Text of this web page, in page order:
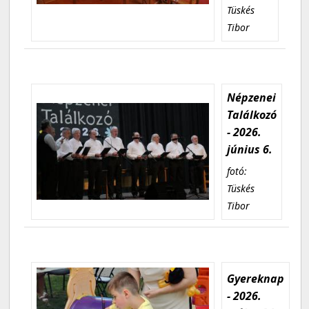
Tüskés
Tibor
Népzenei
Találkozó
- 2026.
június 6.
fotó:
Tüskés
Tibor
Gyereknap
- 2026.